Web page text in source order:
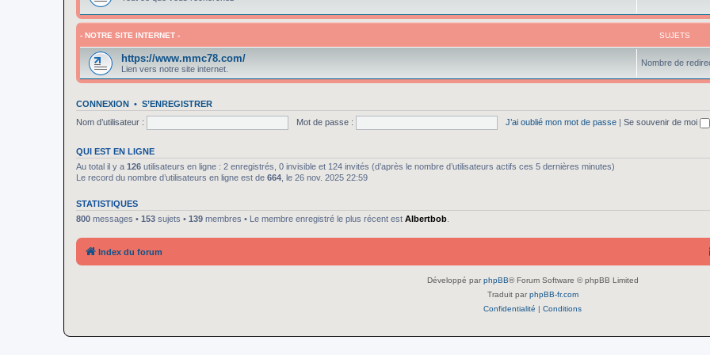
- NOTRE SITE INTERNET - SUJETS
https://www.mmc78.com/
Lien vers notre site internet.
Nombre de
CONNEXION • S’ENREGISTRER
Nom d’utilisateur :
Mot de passe : J’ai oublié mon mot de passe | Se souvenir de moi
QUI EST EN LIGNE
Au total il y a 126 utilisateurs en ligne : 2 enregistrés, 0 invisible et 124 invités (d’après le nombre d’utilisateurs actifs ces 5 dernières minutes)
Le record du nombre d’utilisateurs en ligne est de 664 , le 26 nov. 2025 22:59
STATISTIQUES
800 messages • 153 sujets • 139 membres • Le membre enregistré le plus récent est Albertbob
Index du forum
Développé par phpBB® Forum Software © phpBB Limited
Traduit par phpBB-fr.com
Confidentialité | Conditions